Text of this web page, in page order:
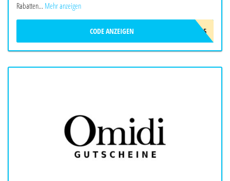
Rabatten... Mehr anzeigen
WELAX15
CODE ANZEIGEN